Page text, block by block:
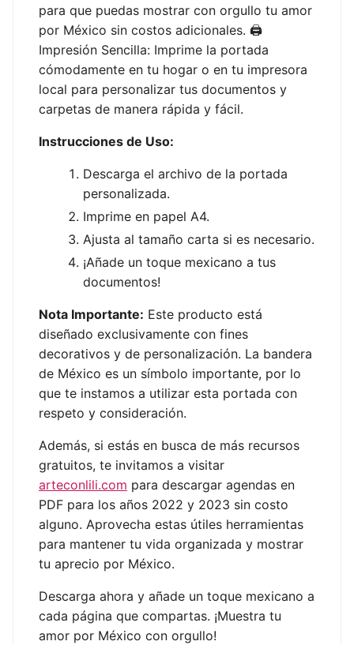
para que puedas mostrar con orgullo tu amor
por México sin costos adicionales. 🖨️
Impresión Sencilla: Imprime la portada
cómodamente en tu hogar o en tu impresora
local para personalizar tus documentos y
carpetas de manera rápida y fácil.
Instrucciones de Uso:
Descarga el archivo de la portada
personalizada.
Imprime en papel A4.
Ajusta al tamaño carta si es necesario.
¡Añade un toque mexicano a tus
documentos!
Nota Importante: Este producto está
diseñado exclusivamente con fines
decorativos y de personalización. La bandera
de México es un símbolo importante, por lo
que te instamos a utilizar esta portada con
respeto y consideración.
Además, si estás en busca de más recursos
gratuitos, te invitamos a visitar
arteconlili.com para descargar agendas en
PDF para los años 2022 y 2023 sin costo
alguno. Aprovecha estas útiles herramientas
para mantener tu vida organizada y mostrar
tu aprecio por México.
Descarga ahora y añade un toque mexicano a
cada página que compartas. ¡Muestra tu
amor por México con orgullo!